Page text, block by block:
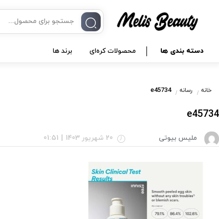
دسته بندی ها محصولات کره‌ای برند ها
خانه رسانه e45734
e45734
ملیس بیوتی 20 شهریور 1403 01:51